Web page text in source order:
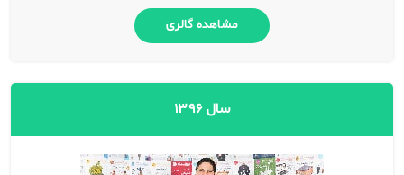
مشاهده گالری
سال ۱۳۹۶